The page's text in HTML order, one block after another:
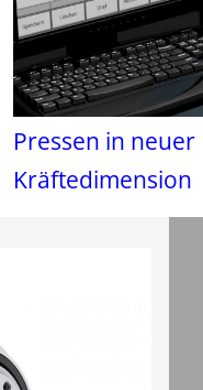
Pressen in neuer
Kräftedimension